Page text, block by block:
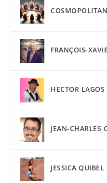
FRANÇOIS-
HECTOR LAGOS
JEAN-CHARLES
JESSICA QUIBEL